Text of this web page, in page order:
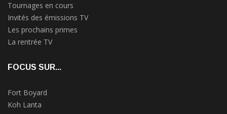
Tournages en cours
Invités des émissions TV
Les prochains primes
La rentrée TV
FOCUS SUR...
Fort Boyard
Koh Lanta